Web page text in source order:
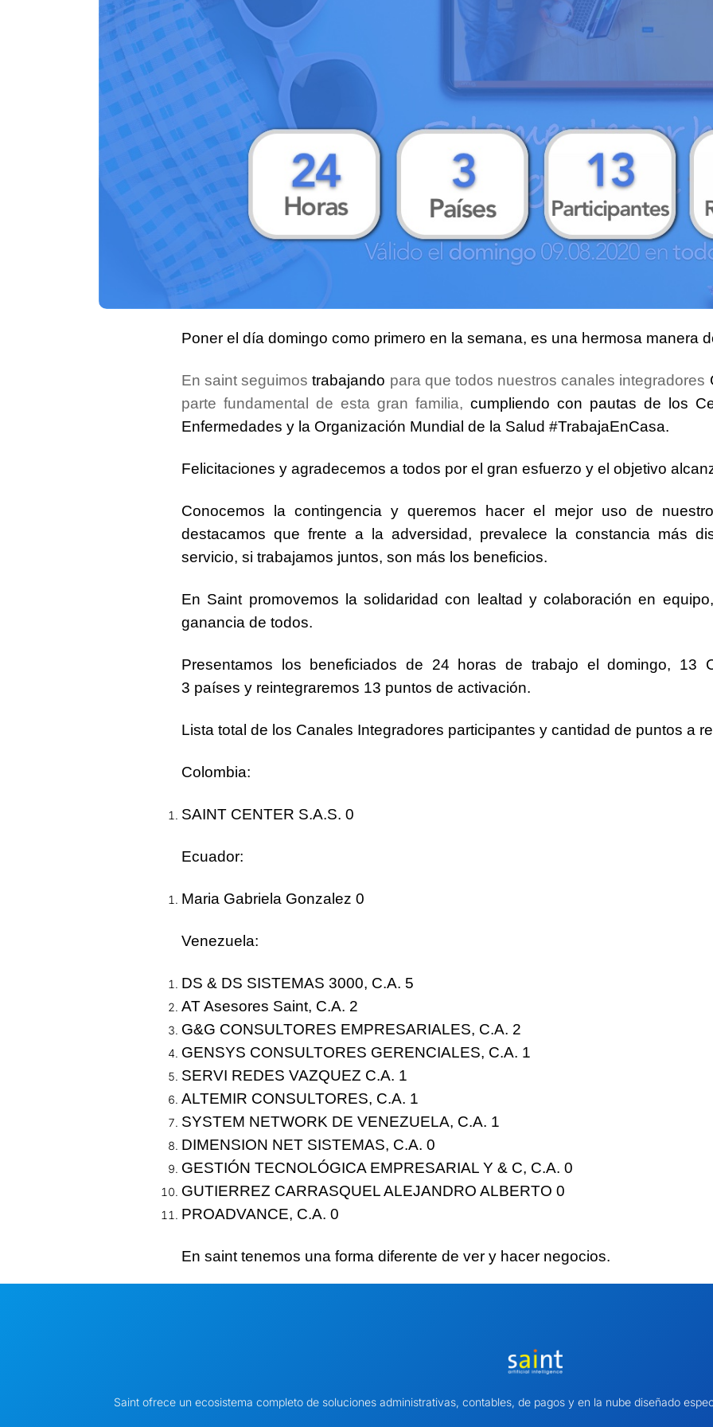
Poner el día domingo como primero en la semana, es una hermosa manera
En saint seguimostrabajando para que todos nuestros canales integradores
parte fundamental de esta gran familia, cumpliendo con pautas de los
Enfermedades y la Organización Mundial de la Salud #TrabajaEnCasa.
Felicitaciones y agradecemos a todos por el gran esfuerzo y el objetivo
Conocemos lacontingencia y queremos hacer el mejor uso de
destacamos que frente a la adversidad, prevalece la constancia más
servicio, si trabajamos juntos, son más los beneficios.
En Saint promovemos la solidaridad con lealtad y colaboración en
ganancia de todos.
Presentamos los beneficiados de 24 horas de trabajo el domingo, 13
3 países y reintegraremos 13 puntos de activación.
Lista total de los Canales Integradores participantes y cantidad de puntos a
Colombia:
SAINT CENTER S.A.S. 0
Ecuador:
Maria Gabriela Gonzalez 0
Venezuela:
DS & DS SISTEMAS 3000, C.A. 5
AT Asesores Saint, C.A. 2
G&G CONSULTORES EMPRESARIALES, C.A. 2
GENSYS CONSULTORES GERENCIALES, C.A. 1
SERVI REDES VAZQUEZ C.A. 1
ALTEMIR CONSULTORES, C.A. 1
SYSTEM NETWORK DE VENEZUELA, C.A. 1
DIMENSION NET SISTEMAS, C.A. 0
GESTIÓN TECNOLÓGICA EMPRESARIAL Y & C, C.A. 0
GUTIERREZ CARRASQUEL ALEJANDRO ALBERTO 0
PROADVANCE, C.A. 0
En saint tenemos una forma diferente de ver y hacer negocios.
Saint ofrece un ecosistema completo de soluciones administrativas, contables, de pagos y en la nube diseñado